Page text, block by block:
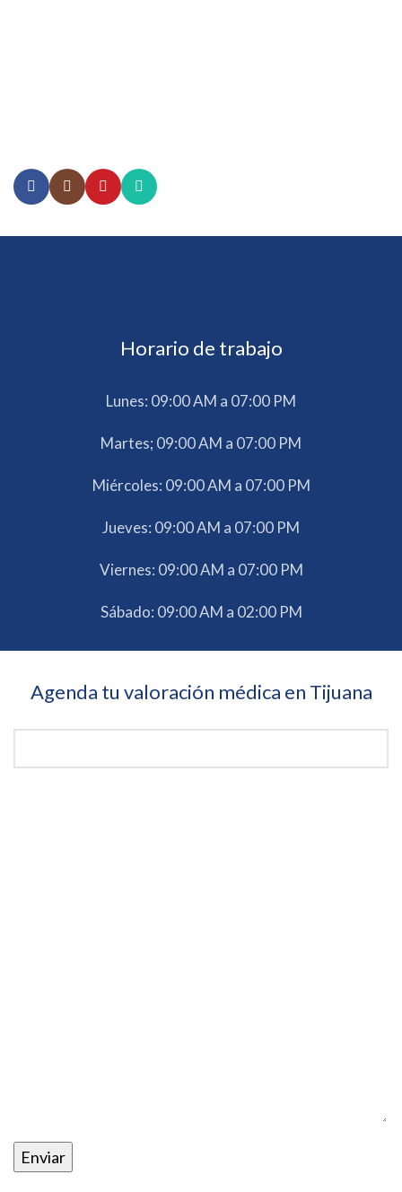
Horario de trabajo
Lunes: 09:00 AM a 07:00 PM
Martes; 09:00 AM a 07:00 PM
Miércoles: 09:00 AM a 07:00 PM
Jueves: 09:00 AM a 07:00 PM
Viernes: 09:00 AM a 07:00 PM
Sábado: 09:00 AM a 02:00 PM
Agenda tu valoración médica en Tijuana